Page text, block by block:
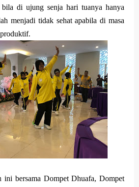
bila di ujung senja hari tuanya hanya
menjadi tidak sehat apabila di masa
ini bersama Dompet Dhuafa, Dompet